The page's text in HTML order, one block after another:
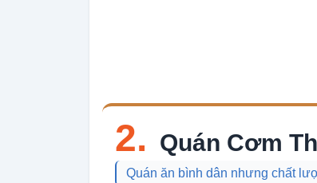
2. Quán Cơm
Quán ăn bình dân nhưng chất